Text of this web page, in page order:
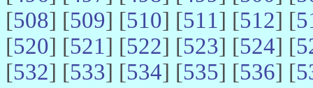
[508] [509] [510] [511] [512] [
[520] [521] [522] [523] [524] [
[532] [533] [534] [535] [536] [